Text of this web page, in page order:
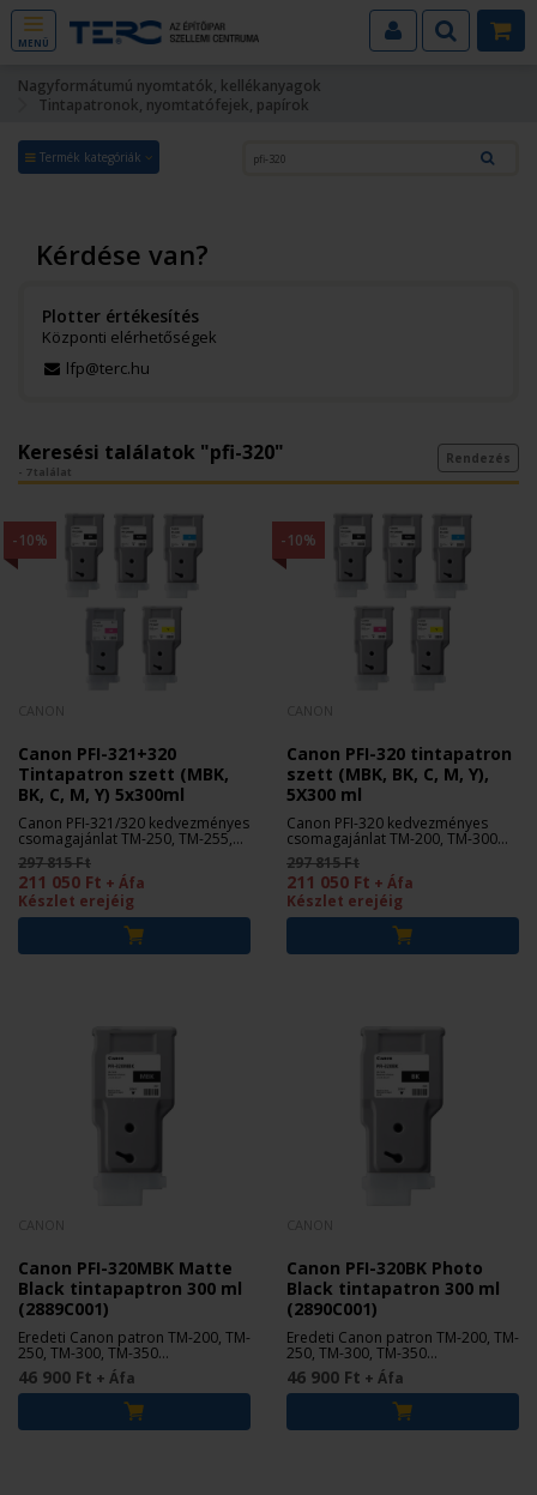
MENÜ
Nagyformátumú nyomtatók, kellékanyagok
Tintapatronok, nyomtatófejek, papírok
Termék kategóriák
Kérdése van?
Plotter értékesítés
Központi elérhetőségek
lfp@terc.hu
Keresési találatok "pfi-320"
- 7 találat
Rendezés
-10%
Canon PFI-321+320
Tintapatron szett (MBK,
BK, C, M, Y) 5x300ml
Canon PFI-321/320 kedvezményes
csomagajánlat TM-250, TM-255,
TM-350 és TM-355 nyomtatókhoz.
297 815 Ft
211 050 Ft + Áfa
Készlet erejéig
-10%
Canon PFI-320 tintapatron
szett (MBK, BK, C, M, Y),
5X300 ml
Canon PFI-320 kedvezményes
csomagajánlat TM-200, TM-300
nyomtatókhoz.
297 815 Ft
211 050 Ft + Áfa
Készlet erejéig
Canon PFI-320MBK Matte
Black tintapaptron 300 ml
(2889C001)
Eredeti Canon patron TM-200, TM-
250, TM-300, TM-350
nyomtatókhoz.
46 900 Ft + Áfa
Canon PFI-320BK Photo
Black tintapatron 300 ml
(2890C001)
Eredeti Canon patron TM-200, TM-
250, TM-300, TM-350
nyomtatókhoz.
46 900 Ft + Áfa